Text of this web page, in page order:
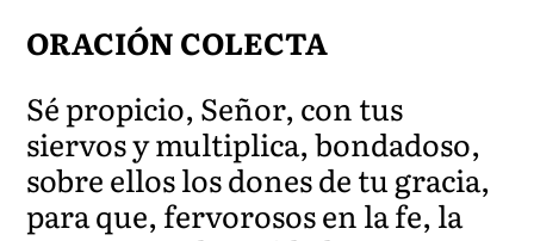
ORACIÓN COLECTA
Sé propicio, Señor, con tus
siervos y multiplica, bondadoso,
sobre ellos los dones de tu gracia,
para que, fervorosos en la fe, la